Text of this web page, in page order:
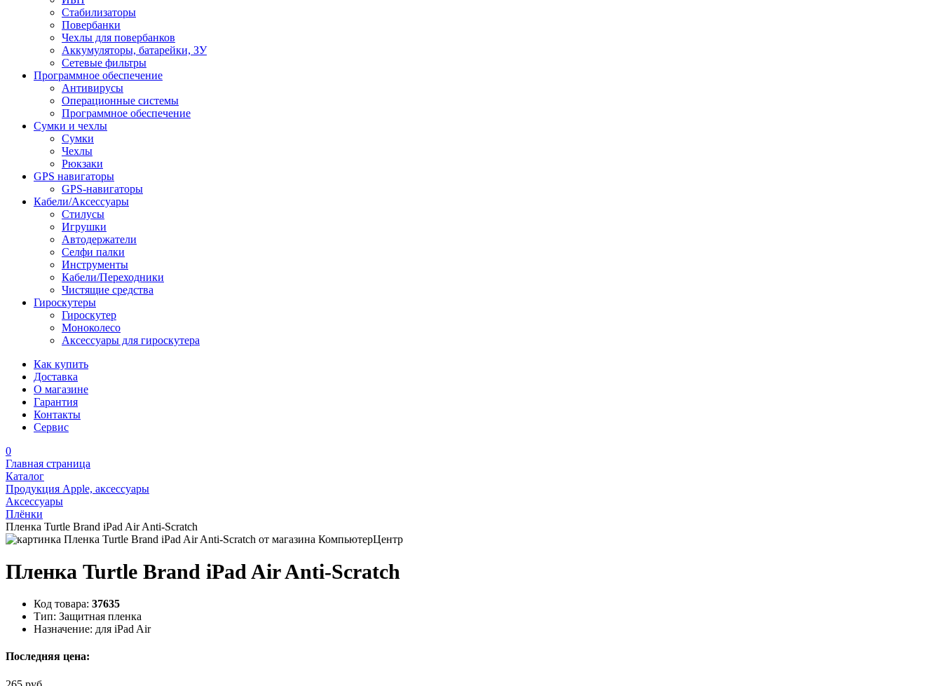
Стабилизаторы
Повербанки
Чехлы для повербанков
Аккумуляторы, батарейки, ЗУ
Сетевые фильтры
Программное обеспечение
Антивирусы
Операционные системы
Программное обеспечение
Сумки и чехлы
Сумки
Чехлы
Рюкзаки
GPS навигаторы
GPS-навигаторы
Кабели/Аксессуары
Стилусы
Игрушки
Автодержатели
Селфи палки
Инструменты
Кабели/Переходники
Чистящие средства
Гироскутеры
Гироскутер
Моноколесо
Аксессуары для гироскутера
Как купить
Доставка
О магазине
Гарантия
Контакты
Сервис
0
Главная страница
Каталог
Продукция Apple, аксессуары
Аксессуары
Плёнки
Пленка Turtle Brand iPad Air Anti-Scratch
Пленка Turtle Brand iPad Air Anti-Scratch
Код товара: 37635
Тип: Защитная пленка
Назначение: для iPad Air
Последняя цена: